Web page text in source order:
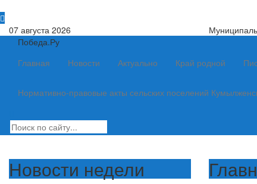
07 августа 2026
Победа.Ру
Главная
Новости Актуально Край родной
Нормативно-правовые акты сельских поселений
Новости недели